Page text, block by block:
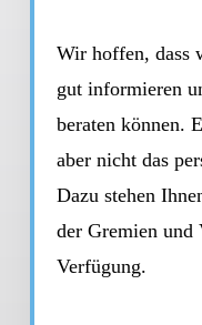
Wir hoffen, dass
gut informieren
beraten können.
aber nicht das
Dazu stehen
der Gremien und
Verfügung.